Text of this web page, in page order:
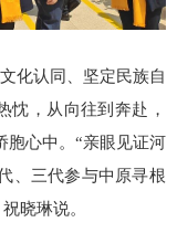
化认同、坚定民族自
忱，从向往到奔赴，
胞心中。“亲眼见证河
、三代参与中原寻根
晓琳说。